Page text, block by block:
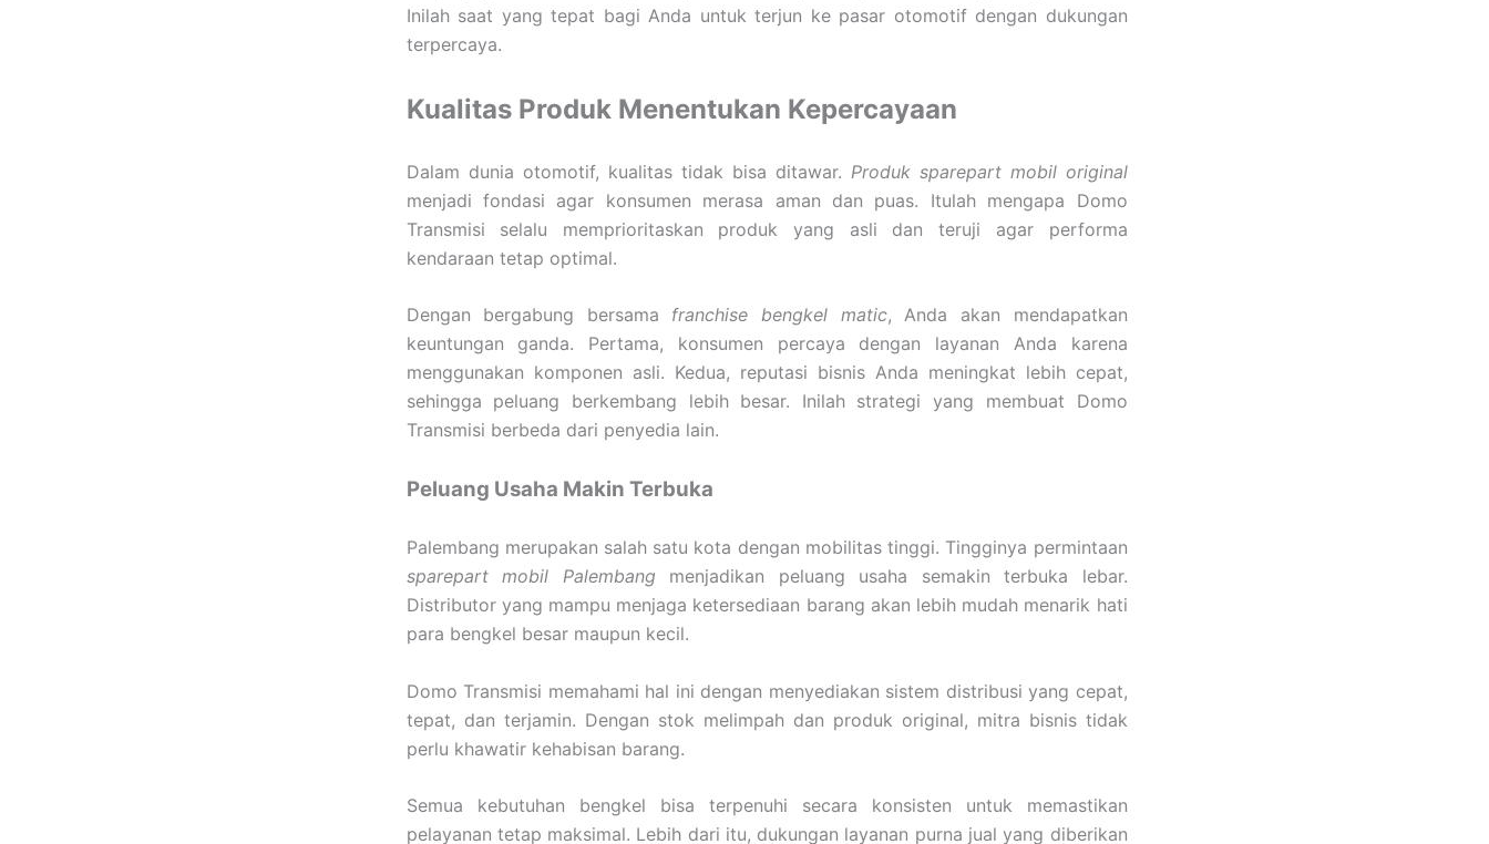
Inilah saat yang tepat bagi Anda untuk terjun ke pasar otomotif dengan dukungan
terpercaya.
Kualitas Produk Menentukan Kepercayaan
Dalam dunia otomotif, kualitas tidak bisa ditawar. Produk sparepart mobil original
menjadi fondasi agar konsumen merasa aman dan puas. Itulah mengapa Domo
Transmisi selalu memprioritaskan produk yang asli dan teruji agar performa
kendaraan tetap optimal.
Dengan bergabung bersama franchise bengkel matic, Anda akan mendapatkan
keuntungan ganda. Pertama, konsumen percaya dengan layanan Anda karena
menggunakan komponen asli. Kedua, reputasi bisnis Anda meningkat lebih cepat,
sehingga peluang berkembang lebih besar. Inilah strategi yang membuat Domo
Transmisi berbeda dari penyedia lain.
Peluang Usaha Makin Terbuka
Palembang merupakan salah satu kota dengan mobilitas tinggi. Tingginya permintaan
sparepart mobil Palembang menjadikan peluang usaha semakin terbuka lebar.
Distributor yang mampu menjaga ketersediaan barang akan lebih mudah menarik hati
para bengkel besar maupun kecil.
Domo Transmisi memahami hal ini dengan menyediakan sistem distribusi yang cepat,
tepat, dan terjamin. Dengan stok melimpah dan produk original, mitra bisnis tidak
perlu khawatir kehabisan barang.
Semua kebutuhan bengkel bisa terpenuhi secara konsisten untuk memastikan
pelayanan tetap maksimal. Lebih dari itu, dukungan layanan purna jual yang diberikan